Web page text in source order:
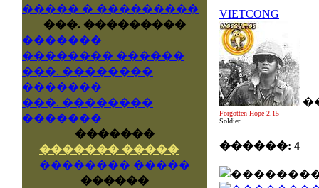
����� � ���������
���. ���������
�������
�������� ������
���. ��������
�������
���. ��������
�������
�������
������� �����
�������� �����
������
VIETCONG
Forgotten Hope 2.15
Soldier
������: 4